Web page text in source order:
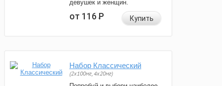
девушек и женщин.
от 116Р Купить
Набор Классический
(2x100мг, 4x20мг)